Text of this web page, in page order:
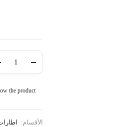
65R13
quantity
the product.
الأقسام: